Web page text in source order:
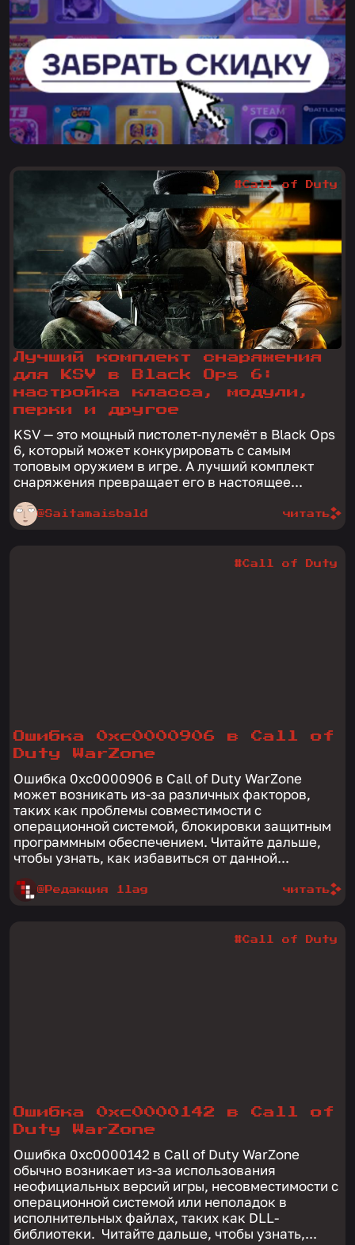
Лучший комплект снаряжения
для KSV в Black Ops 6:
настройка класса, модули,
перки и другое
KSV — это мощный пистолет-пулемёт в Black Ops
6, который может конкурировать с самым
топовым оружием в игре. А лучший комплект
снаряжения превращает его в настоящее...
@Saitamaisbald
#Call of Duty
читать
Ошибка 0xc0000906 в Call of
Duty WarZone
Ошибка 0xc0000906 в Call of Duty WarZone
может возникать из-за различных факторов,
таких как проблемы совместимости с
операционной системой, блокировки защитным
программным обеспечением. Читайте дальше,
чтобы узнать, как избавиться от данной...
@Редакция 1lag
#Call of Duty
читать
Ошибка 0xc0000142 в Call of
Duty WarZone
Ошибка 0xc0000142 в Call of Duty WarZone
обычно возникает из-за использования
неофициальных версий игры, несовместимости с
операционной системой или неполадок в
исполнительных файлах, таких как DLL-
библиотеки. Читайте дальше, чтобы узнать,...
#Call of Duty